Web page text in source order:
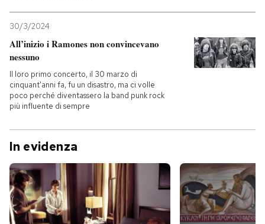
30/3/2024
All’inizio i Ramones non convincevano
nessuno
Il loro primo concerto, il 30 marzo di
cinquant'anni fa, fu un disastro, ma ci volle
poco perché diventassero la band punk rock
più influente di sempre
In evidenza